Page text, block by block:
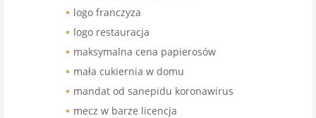
logo franczyza
logo restauracja
maksymalna cena papierosów
mała cukiernia w domu
mandat od sanepidu koronawirus
mecz w barze licencja